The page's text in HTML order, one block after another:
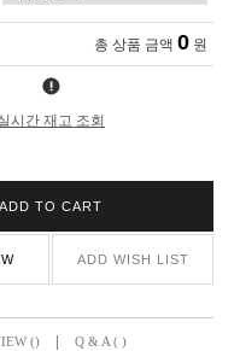
총 상품 금액 0 원
시간 재고 조회
ADD TO CART
ADD WISH LIST
() Q & A ( )